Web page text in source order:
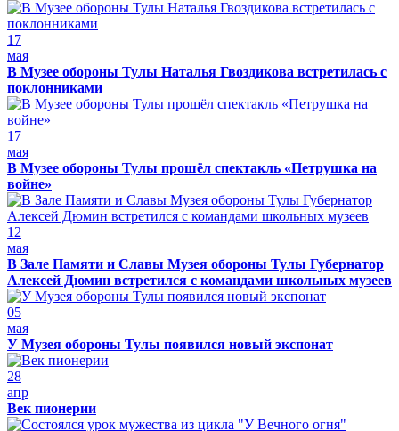
17
мая
В Музее обороны Тулы Наталья Гвоздикова встретилась с
поклонниками
17
мая
В Музее обороны Тулы прошёл спектакль «Петрушка на
войне»
12
мая
В Зале Памяти и Славы Музея обороны Тулы Губернатор
Алексей Дюмин встретился с командами школьных музеев
05
мая
У Музея обороны Тулы появился новый экспонат
28
апр
Век пионерии